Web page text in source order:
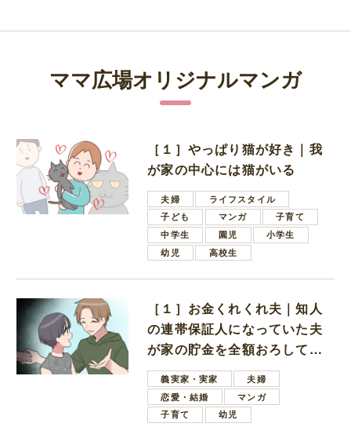
ママ広場オリジナルマンガ
［１］やっぱり猫が好き｜我
が家の中心には猫がいる
夫婦
ライフスタイル
子ども
マンガ
子育て
中学生
園児
小学生
幼児
高校生
［１］お金くれくれ夫｜知人
の連帯保証人になっていた夫
が家の貯金を全額おろしてほ
しいと言ってきた
義実家・実家
夫婦
恋愛・結婚
マンガ
子育て
幼児